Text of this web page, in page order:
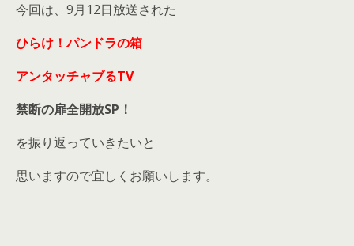
今回は、9月12日放送された
ひらけ！パンドラの箱
アンタッチャブるTV
禁断の扉全開放SP！
を振り返っていきたいと
思いますので宜しくお願いします。